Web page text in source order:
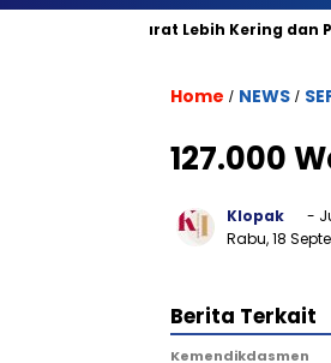
di Jawa Barat Lebih Kering dan
Home / NEWS /
127.000
Klopak
-
Rabu, 18
Berita Terkait
Kemendikdasmen